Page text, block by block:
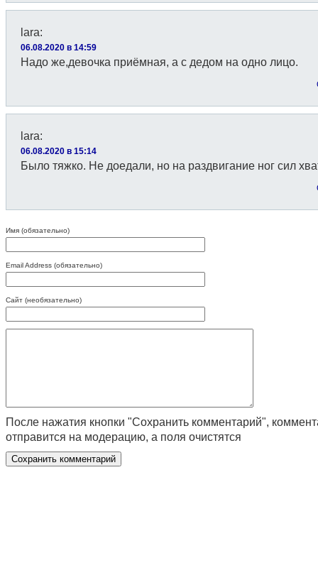
lara:
06.08.2020 в 14:59
Надо же,девочка приёмная, а с дедом на одно лицо.
lara:
06.08.2020 в 15:14
Было тяжко. Не доедали, но на раздвигание ног сил
Имя (обязательно)
Email Address (обязательно)
Сайт (необязательно)
После нажатия кнопки "Сохранить комментарий",
отправится на модерацию, а поля очистятся